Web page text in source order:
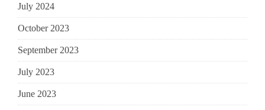
July 2024
October 2023
September 2023
July 2023
June 2023